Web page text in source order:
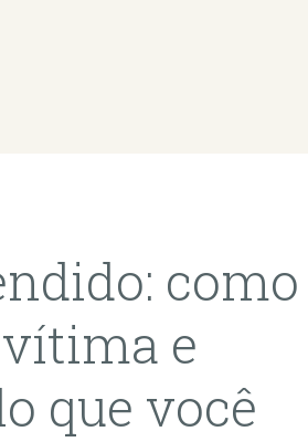
como
e
que você